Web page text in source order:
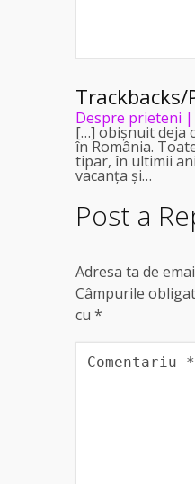
Trackbacks/
Despre prieteni
[…] obișnuit deja
în România.
tipar, în ultimii
vacanța și…
Post a
Adresa ta de
Câmpurile
cu *